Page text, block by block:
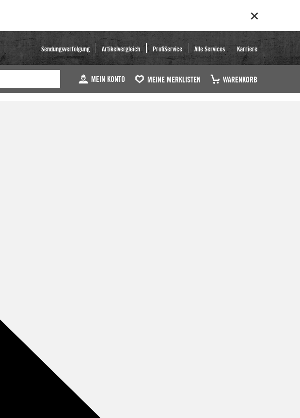
Sendungsverfolgung Artikelvergleich ProfiService Alle Services Karriere
MEIN KONTO MEINE MERKLISTEN WARENKORB